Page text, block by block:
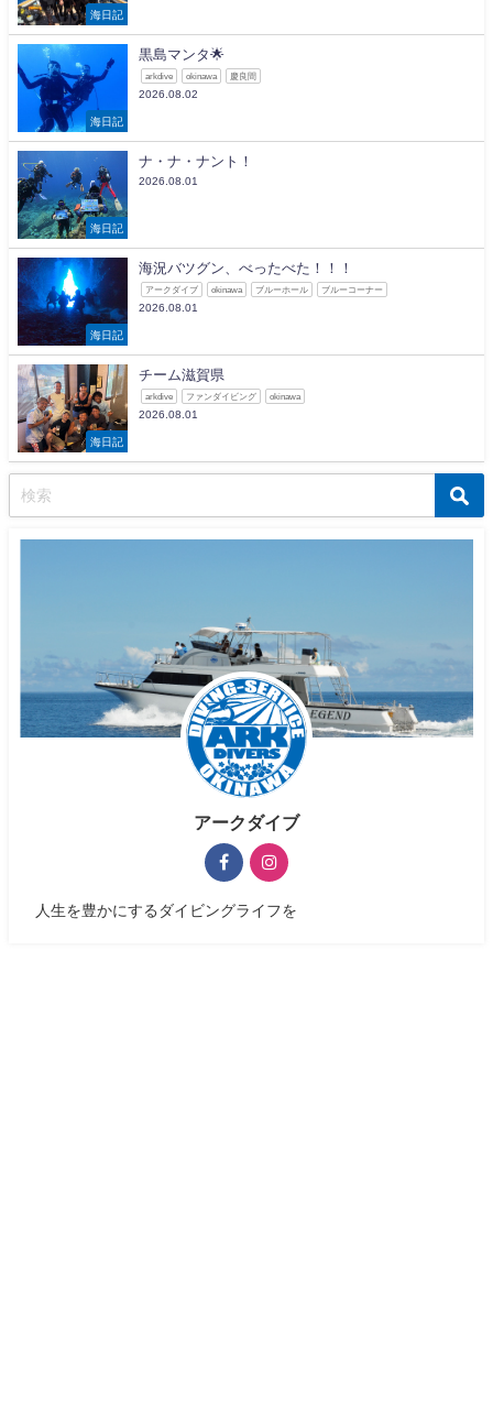
海日記
海日記
黒島マンタ🌟
arkdive okinawa 慶良間
2026.08.02
海日記
ナ・ナ・ナント！
2026.08.01
海日記
海況バツグン、べったべた！！！
アークダイブ okinawa ブルーホール ブルーコーナー
2026.08.01
海日記
チーム滋賀県
arkdive ファンダイビング okinawa
2026.08.01
アークダイブ
人生を豊かにするダイビングライフを